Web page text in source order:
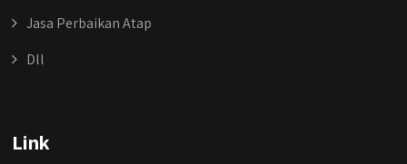
Jasa Perbaikan Atap
Dll
Link